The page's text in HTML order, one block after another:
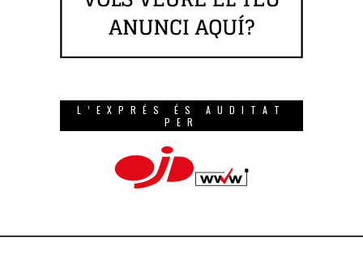
L’EXPRÉS ÉS AUDITAT
PER